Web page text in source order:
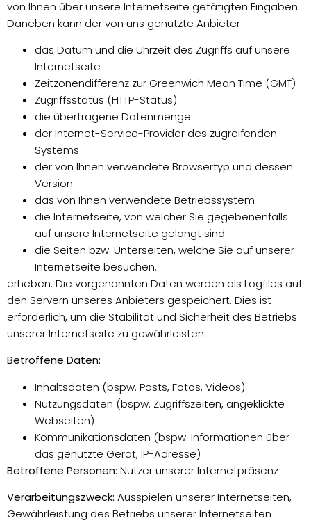
von Ihnen über unsere Internetseite getätigten Eingaben.
Daneben kann der von uns genutzte Anbieter
das Datum und die Uhrzeit des Zugriffs auf unsere
Internetseite
Zeitzonendifferenz zur Greenwich Mean Time (GMT)
Zugriffsstatus (HTTP-Status)
die übertragene Datenmenge
der Internet-Service-Provider des zugreifenden
Systems
der von Ihnen verwendete Browsertyp und dessen
Version
das von Ihnen verwendete Betriebssystem
die Internetseite, von welcher Sie gegebenenfalls
auf unsere Internetseite gelangt sind
die Seiten bzw. Unterseiten, welche Sie auf unserer
Internetseite besuchen.
erheben. Die vorgenannten Daten werden als Logfiles auf
den Servern unseres Anbieters gespeichert. Dies ist
erforderlich, um die Stabilität und Sicherheit des Betriebs
unserer Internetseite zu gewährleisten.
Betroffene Daten:
Inhaltsdaten (bspw. Posts, Fotos, Videos)
Nutzungsdaten (bspw. Zugriffszeiten, angeklickte
Webseiten)
Kommunikationsdaten (bspw. Informationen über
das genutzte Gerät, IP-Adresse)
Betroffene Personen: Nutzer unserer Internetpräsenz
Verarbeitungszweck: Ausspielen unserer Internetseiten,
Gewährleistung des Betriebs unserer Internetseiten